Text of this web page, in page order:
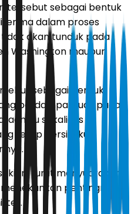
tersebut sebagai bentuk
dalam proses
akan tunduk pada
Washington maupun
sebagai bentuk
berdampak luas pada
itu sekaligus
tetap bersikukuh
turut menyuarakan
pentingnya